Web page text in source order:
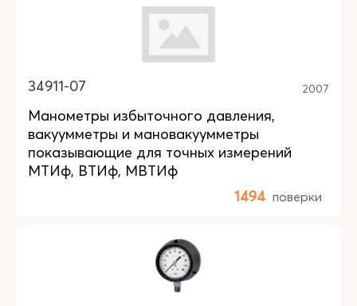
34911-07 2007
Манометры избыточного давления,
вакуумметры и мановакуумметры
показывающие для точных измерений
МТИф, ВТИф, МВТИф
1494 поверки